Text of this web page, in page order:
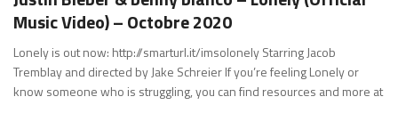
Music Video) – Octobre 2020
Lonely is out now: http://smarturl.it/imsolonely Starring Jacob
Tremblay and directed by Jake Schreier If you’re feeling Lonely or
know someone who is struggling, you can find resources and more at